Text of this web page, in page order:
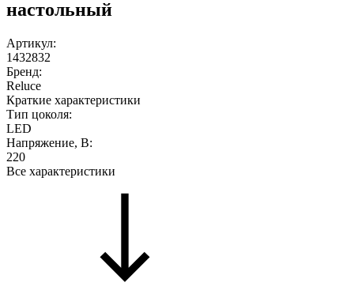
настольный
Артикул:
1432832
Бренд:
Reluce
Краткие характеристики
Тип цоколя:
LED
Напряжение, В:
220
Все характеристики